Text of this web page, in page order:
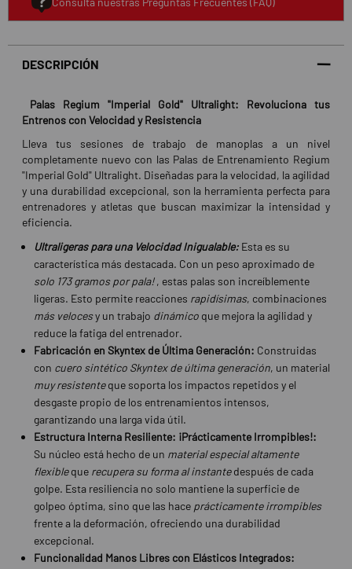
DESCRIPCIÓN
Palas Regium "Imperial Gold" Ultralight: Revoluciona tus
Entrenos con Velocidad y Resistencia
Lleva tus sesiones de trabajo de manoplas a un nivel
completamente nuevo con las Palas de Entrenamiento Regium
"Imperial Gold" Ultralight. Diseñadas para la velocidad, la agilidad
y una durabilidad excepcional, son la herramienta perfecta para
entrenadores y atletas que buscan maximizar la intensidad y
eficiencia.
Ultraligeras para una Velocidad Inigualable: Esta es su
característica más destacada. Con un peso aproximado de
solo 173 gramos por pala!, estas palas son increíblemente
ligeras. Esto permite reacciones rapidísimas, combinaciones
más velocesy un trabajo dinámico que mejora la agilidad y
reduce la fatiga del entrenador.
Fabricación en Skyntex de Última Generación: Construidas
con cuero sintético Skyntex de última generación, un material
muy resistenteque soporta los impactos repetidos y el
desgaste propio de los entrenamientos intensos,
garantizando una larga vida útil.
Estructura Interna Resiliente: ¡Prácticamente Irrompibles!:
Su núcleo está hecho de un material especial altamente
flexibleque recupera su forma al instantedespués de cada
golpe. Esta resiliencia no solo mantiene la superficie de
golpeo óptima, sino que las hace prácticamente irrompibles
frente a la deformación, ofreciendo una durabilidad
excepcional.
Funcionalidad Manos Libres con Elásticos Integrados: